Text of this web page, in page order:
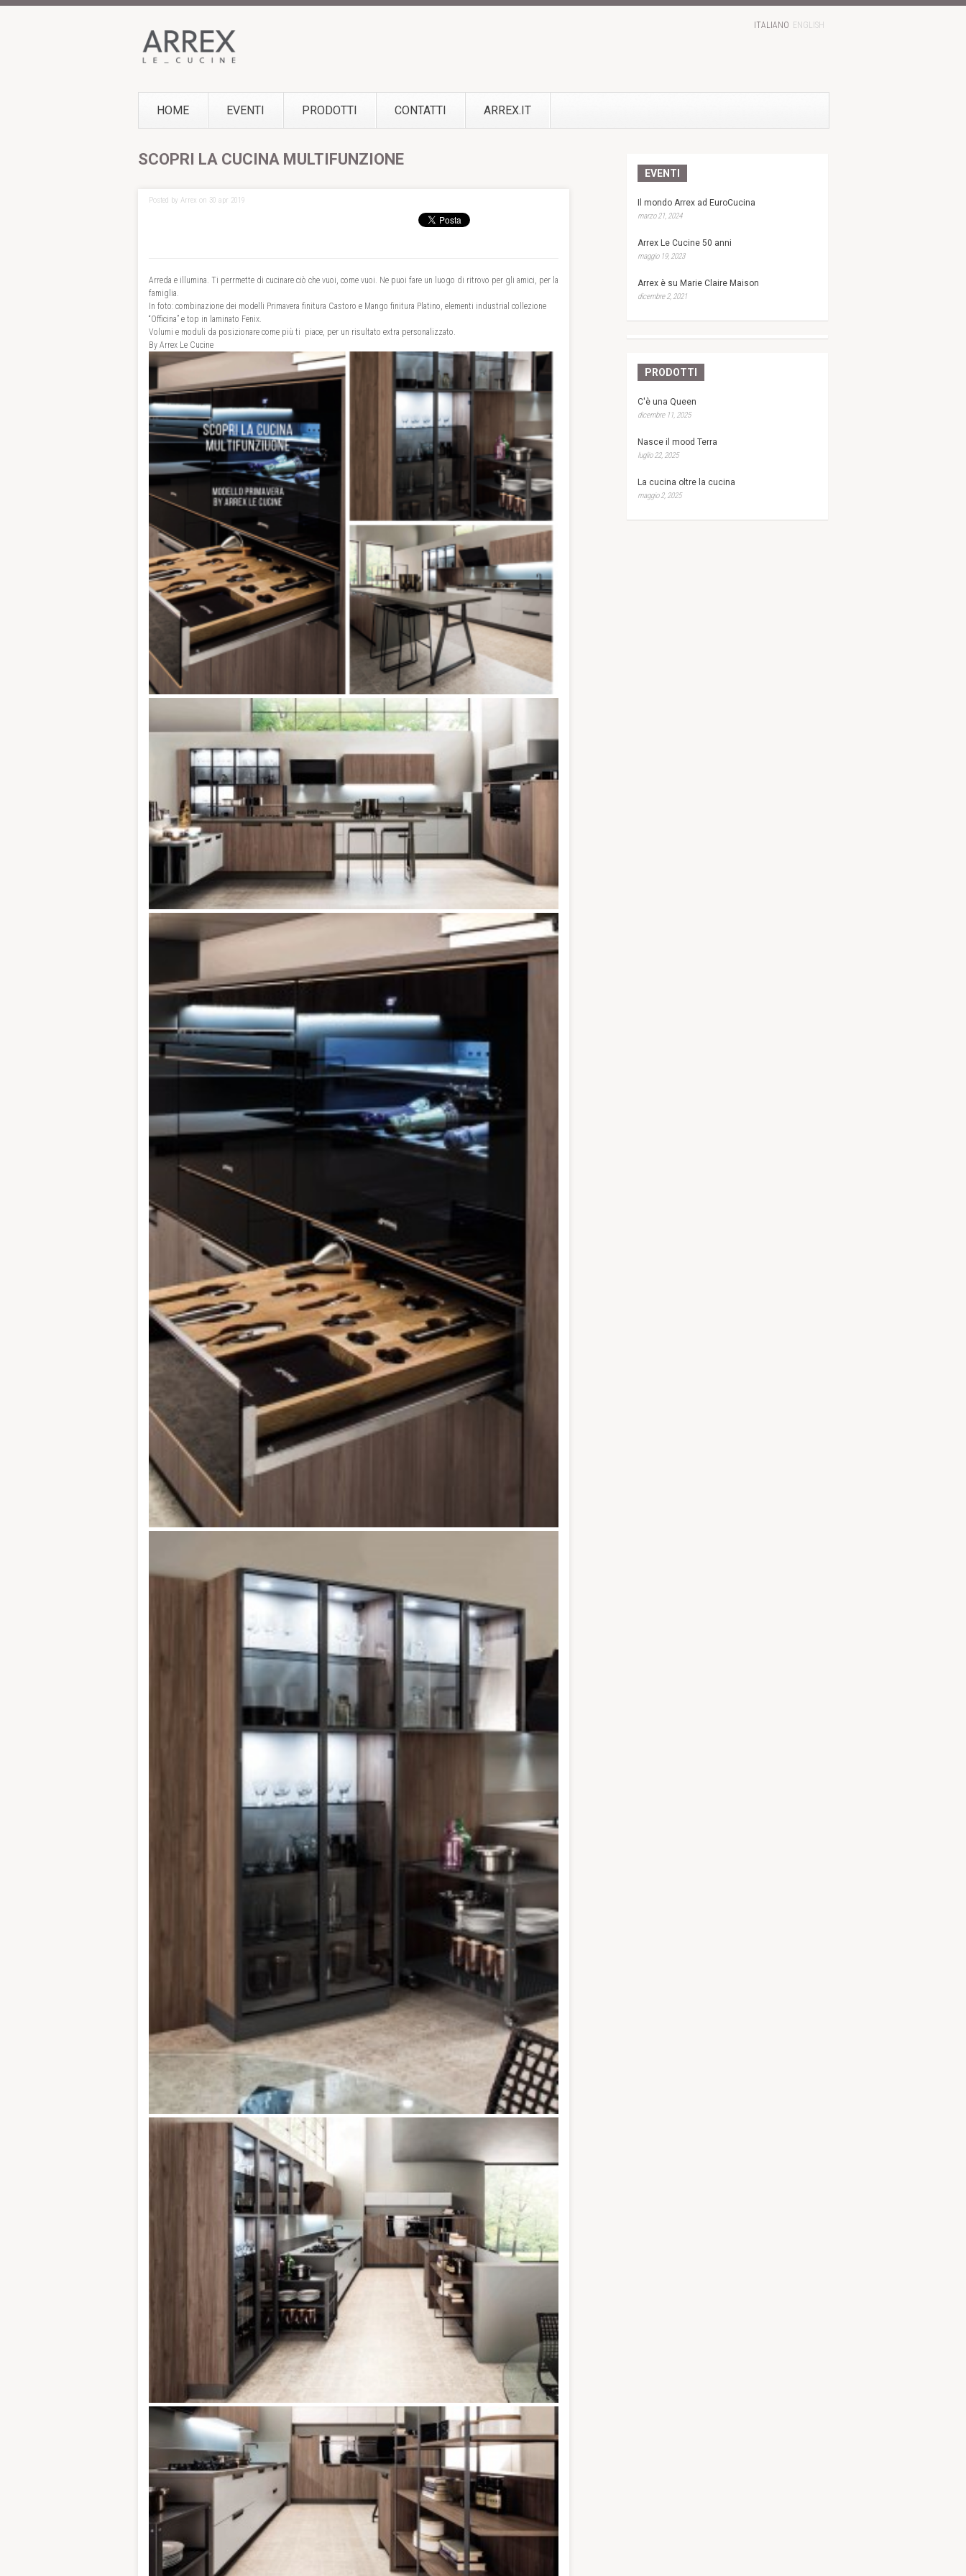
ITALIANO ENGLISH
HOME EVENTI PRODOTTI CONTATTI ARREX.IT
SCOPRI LA CUCINA MULTIFUNZIONE
Posted by Arrex on 30 apr 2019
Arreda e illumina. Ti perrmette di cucinare ciò che vuoi, come vuoi. Ne puoi fare un luogo di ritrovo per gli amici, per la
famiglia.
In foto: combinazione dei modelli Primavera finitura Castoro e Mango finitura Platino, elementi industrial collezione
“Officina” e top in laminato Fenix.
Volumi e moduli da posizionare come più ti piace, per un risultato extra personalizzato.
By Arrex Le Cucine
EVENTI
Il mondo Arrex ad EuroCucina
marzo 21, 2024
Arrex Le Cucine 50 anni
maggio 19, 2023
Arrex è su Marie Claire Maison
dicembre 2, 2021
PRODOTTI
C'è una Queen
dicembre 11, 2025
Nasce il mood Terra
luglio 22, 2025
La cucina oltre la cucina
maggio 2, 2025